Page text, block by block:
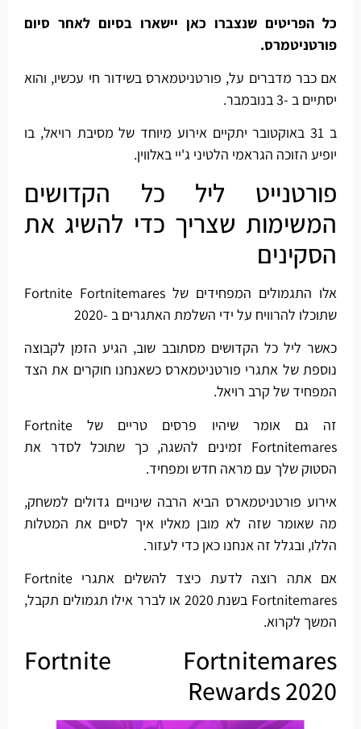
כל הפריטים שנצברו כאן יישארו בסיום לאחר סיום
פורטניטמרס.
אם כבר מדברים על, פורטניטמארס בשידור חי עכשיו, והוא
יסתיים ב -3 בנובמבר.
ב 31 באוקטובר יתקיים אירוע מיוחד של מסיבת רויאל, בו
יופיע הזוכה הגראמי הלטיני ג'יי באלווין.
פורטנייט ליל כל הקדושים
המשימות שצריך כדי להשיג את
הסקינים
אלו התגמולים המפחידים של Fortnite Fortnitemares
שתוכלו להרוויח על ידי השלמת האתגרים ב -2020
כאשר ליל כל הקדושים מסתובב שוב, הגיע הזמן לקבוצה
נוספת של אתגרי פורטניטמארס כשאנחנו חוקרים את הצד
המפחיד של קרב רויאל.
זה גם אומר שיהיו פרסים טריים של Fortnite
Fortnitemares זמינים להשגה, כך שתוכל לסדר את
הסטוק שלך עם מראה חדש ומפחיד.
אירוע פורטניטמארס הביא הרבה שינויים גדולים למשחק,
מה שאומר שזה לא מובן מאליו איך לסיים את המטלות
הללו, ובגלל זה אנחנו כאן כדי לעזור.
אם אתה רוצה לדעת כיצד להשלים אתגרי Fortnite
Fortnitemares בשנת 2020 או לברר אילו תגמולים תקבל,
המשך לקרוא.
Fortnite Fortnitemares
Rewards 2020